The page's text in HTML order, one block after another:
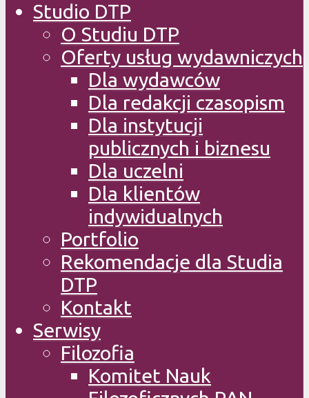
Studio DTP
O Studiu DTP
Oferty usług wydawniczych
Dla wydawców
Dla redakcji czasopism
Dla instytucji
publicznych i biznesu
Dla uczelni
Dla klientów
indywidualnych
Portfolio
Rekomendacje dla Studia
DTP
Kontakt
Serwisy
Filozofia
Komitet Nauk